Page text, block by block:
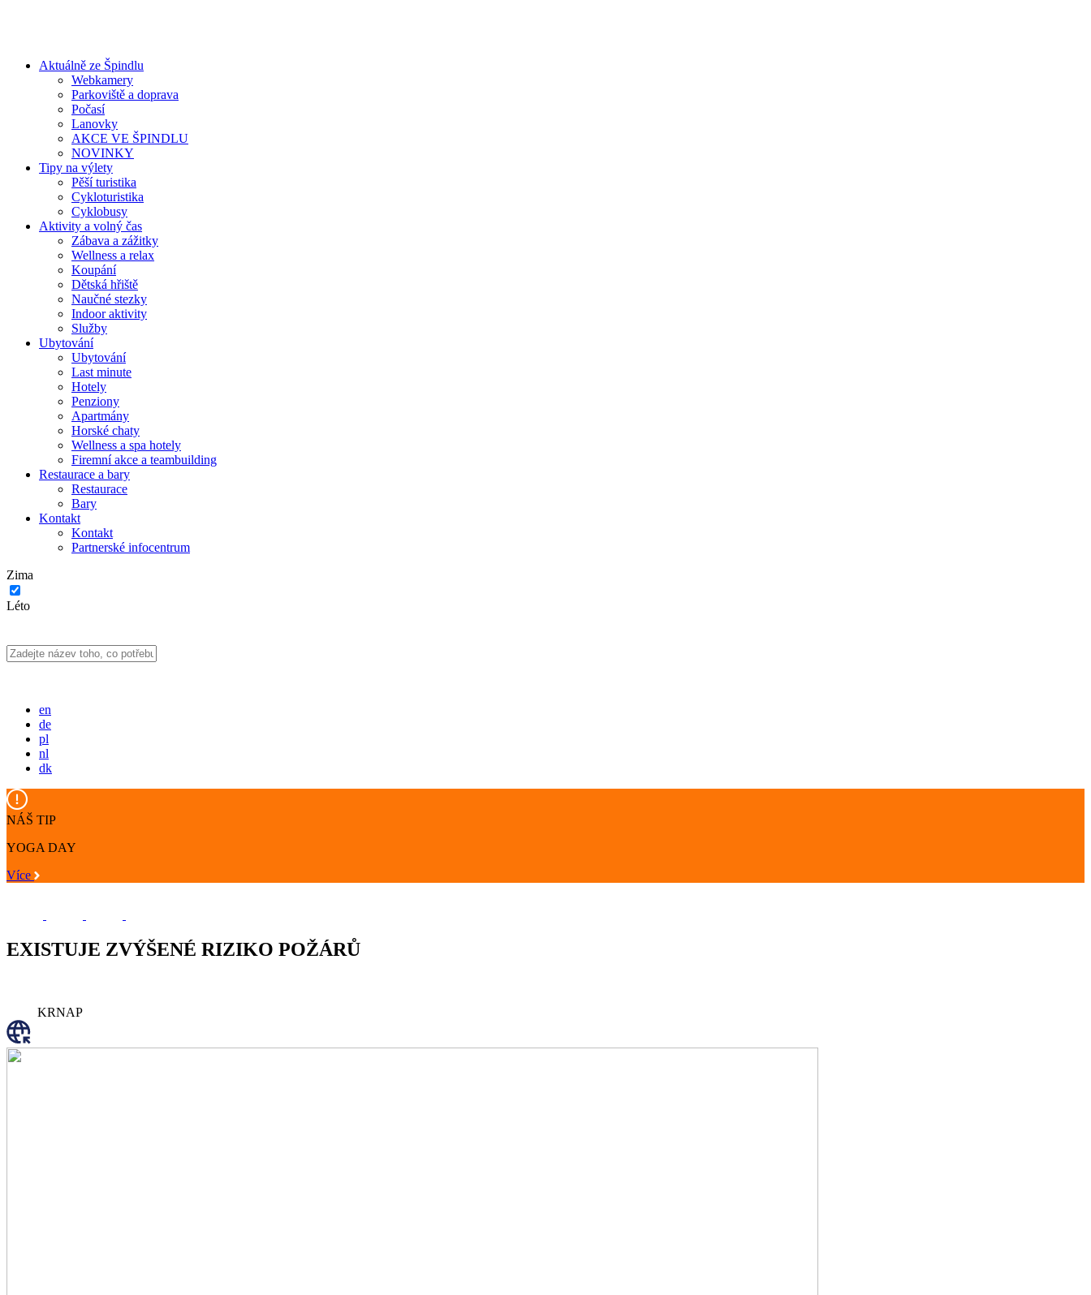
Aktuálně ze Špindlu
Webkamery
Parkoviště a doprava
Počasí
Lanovky
AKCE VE ŠPINDLU
NOVINKY
Tipy na výlety
Pěší turistika
Cykloturistika
Cyklobusy
Aktivity a volný čas
Zábava a zážitky
Wellness a relax
Koupání
Dětská hřiště
Naučné stezky
Indoor aktivity
Služby
Ubytování
Ubytování
Last minute
Hotely
Penziony
Apartmány
Horské chaty
Wellness a spa hotely
Firemní akce a teambuilding
Restaurace a bary
Restaurace
Bary
Kontakt
Kontakt
Partnerské infocentrum
Zima
Léto
en
de
pl
nl
dk
NÁŠ TIP
YOGA DAY
Více
EXISTUJE ZVÝŠENÉ RIZIKO POŽÁRŮ
KRNAP